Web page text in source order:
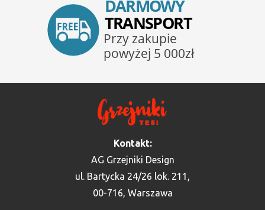
Kontakt:
AG Grzejniki Design
ul. Bartycka 24/26 lok. 211,
00-716, Warszawa